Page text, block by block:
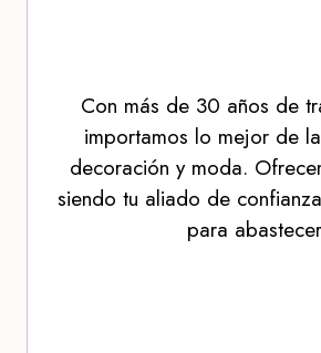
Con más de 30 años de
importamos lo mejor de
decoración y moda.
siendo tu aliado de
para